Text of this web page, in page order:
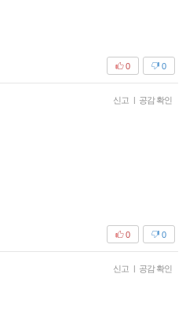
0
0
신고 | 공감 확인
0
0
신고 | 공감 확인